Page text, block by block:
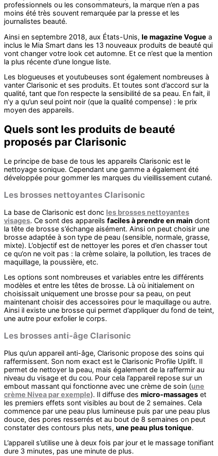
professionnels ou les consommateurs, la marque n’en a pas
moins été très souvent remarquée par la presse et les
journalistes beauté.
Ainsi en septembre 2018, aux États-Unis, le magazine Vogue a
inclus le Mia Smart dans les 13 nouveaux produits de beauté qui
vont changer votre look cet automne. Et ce n’est que la mention
la plus récente d’une longue liste.
Les blogueuses et youtubeuses sont également nombreuses à
vanter Clarisonic et ses produits. Et toutes sont d’accord sur la
qualité, tant que l’on respecte la sensibilité de sa peau. En fait, il
n’y a qu’un seul point noir (que la qualité compense) : le prix
moyen des appareils.
Quels sont les produits de beauté
proposés par Clarisonic
Le principe de base de tous les appareils Clarisonic est le
nettoyage sonique. Cependant une gamme a également été
développée pour gommer les marques du vieillissement cutané.
Les brosses nettoyantes Clarisonic
La base de Clarisonic est donc les brosses nettoyantes
visages. Ce sont des appareils faciles à prendre en main dont
la tête de brosse s’échange aisément. Ainsi on peut choisir une
brosse adaptée à son type de peau (sensible, normale, grasse,
mixte). L’objectif est de nettoyer les pores et d’en chasser tout
ce qu’on ne voit pas : la crème solaire, la pollution, les traces de
maquillage, la poussière, etc.
Les options sont nombreuses et variables entre les différents
modèles et entre les têtes de brosse. Là où initialement on
choisissait uniquement une brosse pour sa peau, on peut
maintenant choisir des accessoires pour le maquillage ou autre.
Ainsi il existe une brosse qui permet d’appliquer du fond de teint,
une autre pour exfolier le corps.
Les brosses anti-âge Clarisonic
Plus qu’un appareil anti-âge, Clarisonic propose des soins qui
raffermissent. Son nom exact est le Clarisonic Profile Uplift. Il
permet de nettoyer la peau, mais également de la raffermir au
niveau du visage et du cou. Pour cela l’appareil repose sur un
embout massant qui fonctionne avec une crème de soin (une
crème Nivea par exemple). Il diffuse des micro-massages et
les premiers effets sont visibles au bout de 2 semaines. Cela
commence par une peau plus lumineuse puis par une peau plus
douce, des pores resserrés et au bout de 8 semaines on peut
constater des contours plus nets, une peau plus tonique.
L’appareil s’utilise une à deux fois par jour et le massage tonifiant
dure 3 minutes, pas une minute de plus.